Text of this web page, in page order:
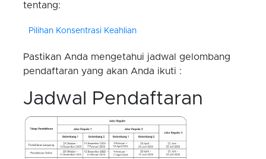
tentang:
Pilihan Konsentrasi Keahlian
Pastikan Anda mengetahui jadwal gelombang
pendaftaran yang akan Anda ikuti :
Jadwal Pendaftaran